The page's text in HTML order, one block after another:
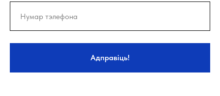
Адправіць!